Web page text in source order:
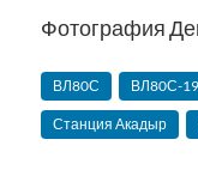
Фотография
ВЛ80С ВЛ80С-
Станция Акадыр